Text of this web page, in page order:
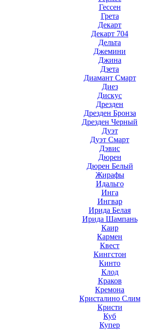
Гессен
Грета
Декарт
Декарт 704
Дельта
Джемини
Джина
Дзета
Диамант Смарт
Диез
Дискус
Дрезден
Дрезден Бронза
Дрезден Черный
Дуэт
Дуэт Смарт
Дэвис
Дюрен
Дюрен Белый
Жирафы
Идальго
Инга
Ингвар
Ирида Белая
Ирида Шампань
Каир
Кармен
Квест
Кингстон
Кинто
Клод
Краков
Кремона
Кристалино Слим
Кристи
Куб
Купер